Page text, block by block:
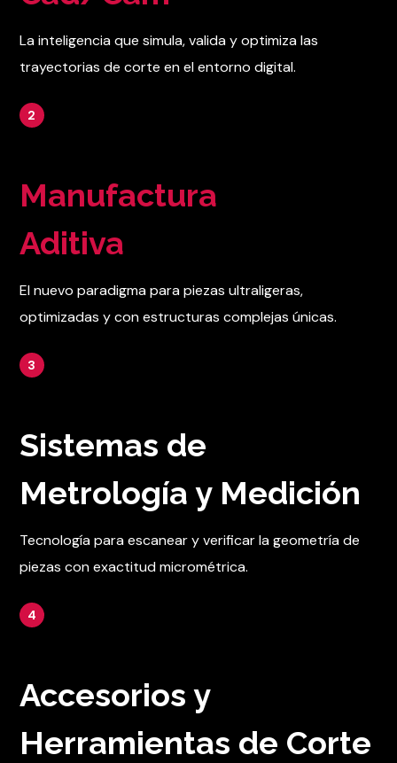
La inteligencia que simula, valida y optimiza las
trayectorias de corte en el entorno digital.
2
Manufactura
Aditiva
El nuevo paradigma para piezas ultraligeras,
optimizadas y con estructuras complejas únicas.
3
Sistemas de
Metrología y Medición
Tecnología para escanear y verificar la geometría de
piezas con exactitud micrométrica.
4
Accesorios y
Herramientas de Corte